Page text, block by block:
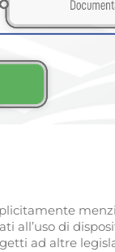
all’uso di
ad altre